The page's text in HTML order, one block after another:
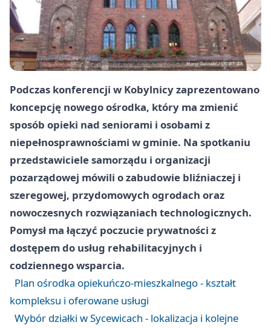
Podczas konferencji w Kobylnicy zaprezentowano
koncepcję nowego ośrodka, który ma zmienić
sposób opieki nad seniorami i osobami z
niepełnosprawnościami w gminie. Na spotkaniu
przedstawiciele samorządu i organizacji
pozarządowej mówili o zabudowie bliźniaczej i
szeregowej, przydomowych ogrodach oraz
nowoczesnych rozwiązaniach technologicznych.
Pomysł ma łączyć poczucie prywatności z
dostępem do usług rehabilitacyjnych i
codziennego wsparcia.
Plan ośrodka opiekuńczo-mieszkalnego - kształt
kompleksu i oferowane usługi
Wybór działki w Sycewicach - lokalizacja i kolejne